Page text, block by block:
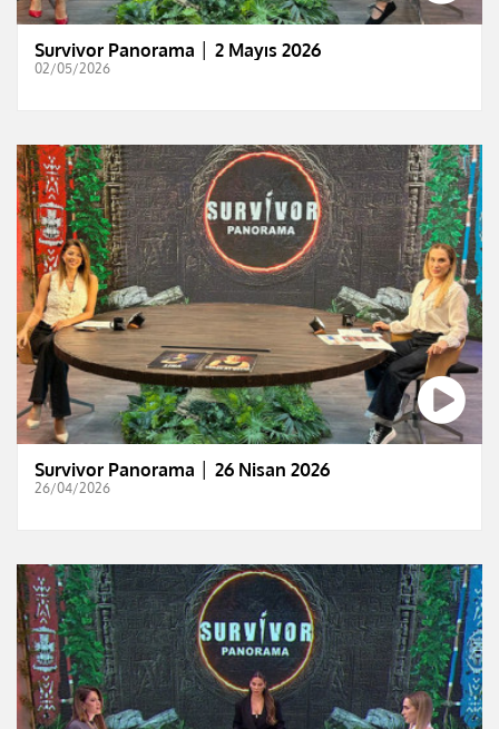
Survivor Panorama │ 2 Mayıs 2026
02/05/2026
Survivor Panorama │ 26 Nisan 2026
26/04/2026